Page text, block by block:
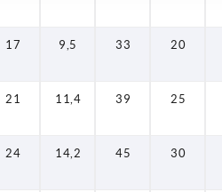
17 9,5 33 20
21 11,4 39 25
24 14,2 45 30